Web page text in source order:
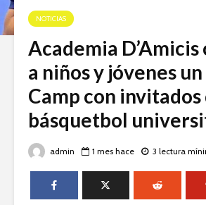
NOTICIAS
Academia
a niños y jóvenes
Camp con invitados
básquetbol
admin 1 mes hace 3 lectura